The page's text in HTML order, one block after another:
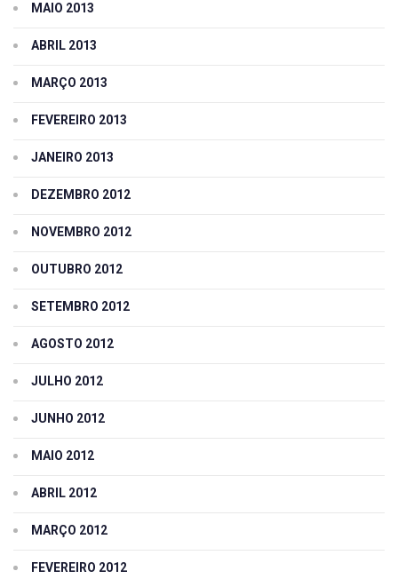
MAIO 2013
ABRIL 2013
MARÇO 2013
FEVEREIRO 2013
JANEIRO 2013
DEZEMBRO 2012
NOVEMBRO 2012
OUTUBRO 2012
SETEMBRO 2012
AGOSTO 2012
JULHO 2012
JUNHO 2012
MAIO 2012
ABRIL 2012
MARÇO 2012
FEVEREIRO 2012